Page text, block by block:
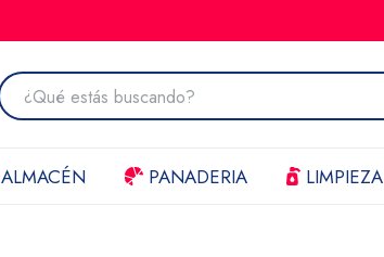
ALMACÉN PANADERIA LIMPIEZA